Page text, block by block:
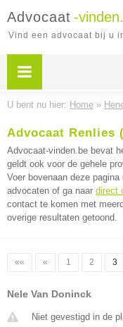
Advocaat -
Vind een advocaat bij u
U bent nu hier: Home »
Advocaat Renlies
Advocaat-vinden.be bevat
geldt ook voor de gehele
Voer bovenaan deze
advocaten of ga naar direct
contact te komen met
overige resultaten getoond.
«« « 1 2 3
Nele Van Doninck
Niet gevestigd in de